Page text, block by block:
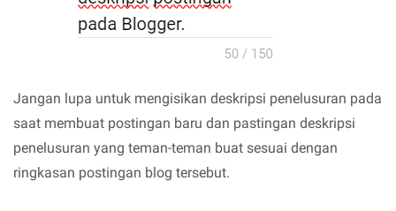
Jangan lupa untuk mengisikan deskripsi penelusuran pada
saat membuat postingan baru dan pastingan deskripsi
penelusuran yang teman-teman buat sesuai dengan
ringkasan postingan blog tersebut.